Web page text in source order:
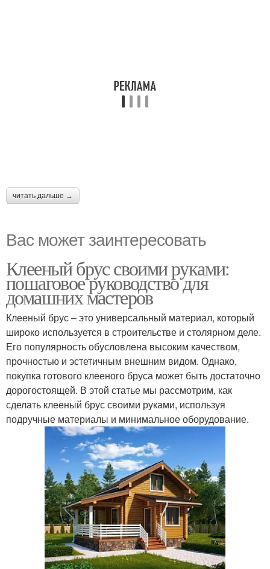
читать дальше →
Вас может заинтересовать
Клееный брус своими руками:
пошаговое руководство для
домашних мастеров
Клееный брус – это универсальный материал, который
широко используется в строительстве и столярном деле.
Его популярность обусловлена высоким качеством,
прочностью и эстетичным внешним видом. Однако,
покупка готового клееного бруса может быть достаточно
дорогостоящей. В этой статье мы рассмотрим, как
сделать клееный брус своими руками, используя
подручные материалы и минимальное оборудование.